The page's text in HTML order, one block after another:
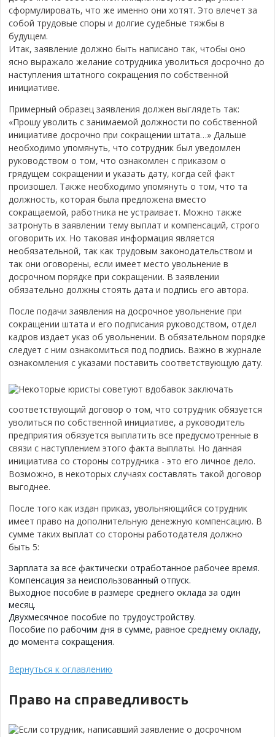
сформулировать, что же именно они хотят. Это влечет за
собой трудовые споры и долгие судебные тяжбы в
будущем.
Итак, заявление должно быть написано так, чтобы оно
ясно выражало желание сотрудника уволиться досрочно до
наступления штатного сокращения по собственной
инициативе.
Примерный образец заявления должен выглядеть так:
«Прошу уволить с занимаемой должности по собственной
инициативе досрочно при сокращении штата…» Дальше
необходимо упомянуть, что сотрудник был уведомлен
руководством о том, что ознакомлен с приказом о
грядущем сокращении и указать дату, когда сей факт
произошел. Также необходимо упомянуть о том, что та
должность, которая была предложена вместо
сокращаемой, работника не устраивает. Можно также
затронуть в заявлении тему выплат и компенсаций, строго
оговорить их. Но таковая информация является
необязательной, так как трудовым законодательством и
так они оговорены, если имеет место увольнение в
досрочном порядке при сокращении. В заявлении
обязательно должны стоять дата и подпись его автора.
После подачи заявления на досрочное увольнение при
сокращении штата и его подписания руководством, отдел
кадров издает указ об увольнении. В обязательном порядке
следует с ним ознакомиться под подпись. Важно в журнале
ознакомления с указами поставить соответствующую дату.
Некоторые юристы советуют вдобавок заключать
соответствующий договор о том, что сотрудник обязуется
уволиться по собственной инициативе, а руководитель
предприятия обязуется выплатить все предусмотренные в
связи с наступлением этого факта выплаты. Но данная
инициатива со стороны сотрудника - это его личное дело.
Возможно, в некоторых случаях составлять такой договор
выгоднее.
После того как издан приказ, увольняющийся сотрудник
имеет право на дополнительную денежную компенсацию. В
сумме таких выплат со стороны работодателя должно
быть 5:
Зарплата за все фактически отработанное рабочее время.
Компенсация за неиспользованный отпуск.
Выходное пособие в размере среднего оклада за один
месяц.
Двухмесячное пособие по трудоустройству.
Пособие по рабочим дня в сумме, равное среднему окладу,
до момента сокращения.
Вернуться к оглавлению
Право на справедливость
Если сотрудник, написавший заявление о досрочном